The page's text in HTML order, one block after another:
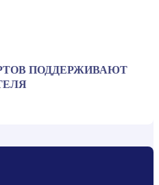
ПОДДЕРЖИВАЮТ